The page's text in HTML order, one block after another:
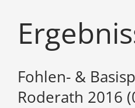
Fohlen- &
Roderath 2016